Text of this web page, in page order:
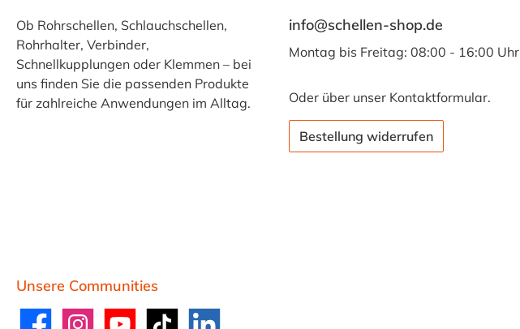
Ob Rohrschellen, Schlauchschellen,
Rohrhalter, Verbinder,
Schnellkupplungen oder Klemmen – bei
uns finden Sie die passenden Produkte
für zahlreiche Anwendungen im Alltag.
info@schellen-shop.de
Montag bis Freitag: 08:00 - 16:00 Uhr
Oder über unser Kontaktformular.
Bestellung widerrufen
Unsere Communities